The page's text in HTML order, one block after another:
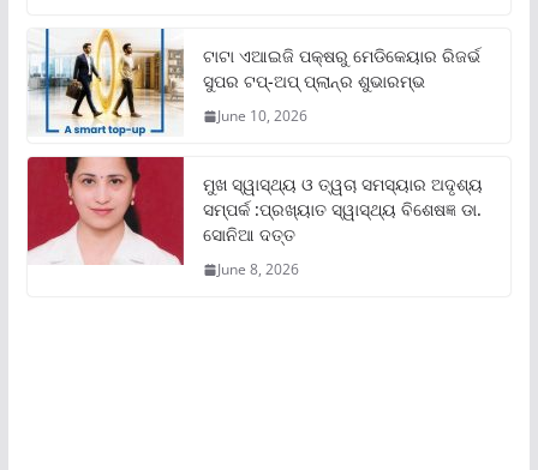
ଟାଟା ଏଆଇଜି ପକ୍ଷରୁ ମେଡିକେୟାର ରିଜର୍ଭ
ସୁପର ଟପ୍‌-ଅପ୍ ପ୍ଲାନ୍‌ର ଶୁଭାରମ୍ଭ
June 10, 2026
ମୁଖ ସ୍ୱାସ୍ଥ୍ୟ ଓ ତ୍ୱଚା ସମସ୍ୟାର ଅଦୃଶ୍ୟ
ସମ୍ପର୍କ :ପ୍ରଖ୍ୟାତ ସ୍ୱାସ୍ଥ୍ୟ ବିଶେଷଜ୍ଞ ଡା.
ସୋନିଆ ଦତ୍ତ
June 8, 2026